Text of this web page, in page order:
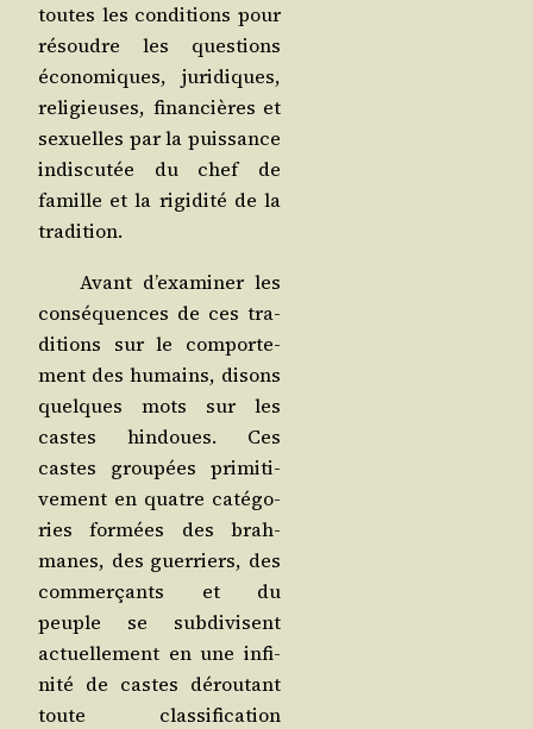
toutes les condi­tions pour
résoudre les ques­tions
éco­no­miques, juri­diques,
reli­gieuses, finan­cières et
sexuelles par la puis­sance
indis­cu­tée du chef de
famille et la rigi­di­té de la
tradition.
Avant d’exa­mi­ner les
consé­quences de ces tra­
di­tions sur le com­por­te­
ment des humains, disons
quelques mots sur les
castes hin­doues. Ces
castes grou­pées pri­mi­ti­
ve­ment en quatre caté­go­
ries for­mées des brah­
manes, des guer­riers, des
com­mer­çants et du
peuple se sub­di­visent
actuel­le­ment en une infi­
ni­té de castes dérou­tant
toute clas­si­fi­ca­tion